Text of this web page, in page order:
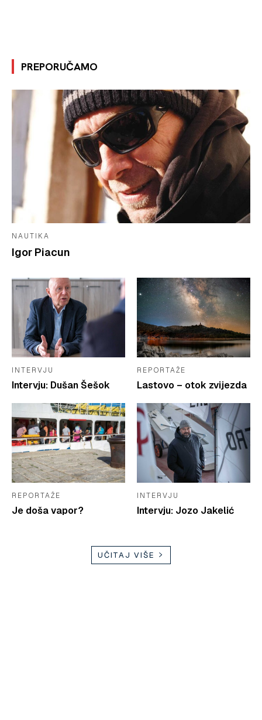
PREPORUČAMO
NAUTIKA
Igor Piacun
INTERVJU
Intervju: Dušan Šešok
REPORTAŽE
Lastovo – otok zvijezda
REPORTAŽE
Je doša vapor?
INTERVJU
Intervju: Jozo Jakelić
UČITAJ VIŠE